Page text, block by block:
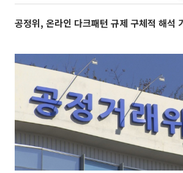
공정위, 온라인 다크패턴 규제 구체적 해석